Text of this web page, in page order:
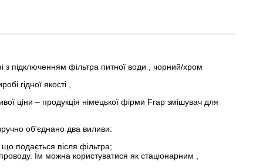
з підключенням фільтра питної води , чорний/хром
гідної якості ,
ціни – продукція німецької фірми Frap змішувач для
об'єднано два виливи:
подається після фільтра;
Їм можна користуватися як стаціонарним ,